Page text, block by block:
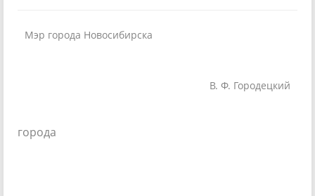
Мэр города Новосибирска
В. Ф. Городецкий
города